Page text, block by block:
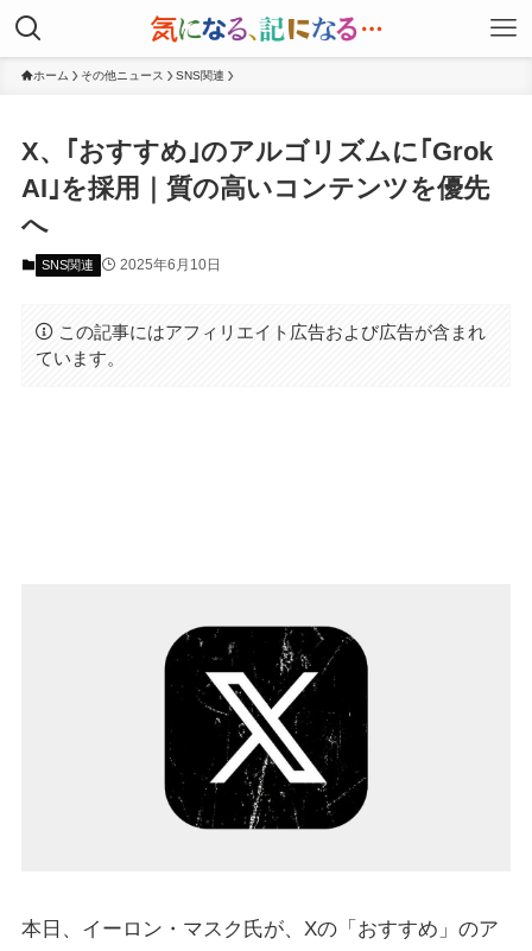
ホーム その他ニュース SNS関連
X、｢おすすめ｣のアルゴリズムに｢Grok
AI｣を採用｜質の高いコンテンツを優先
へ
SNS関連 2025年6月10日
この記事にはアフィリエイト広告および広告が含まれ
ています。
本日、イーロン・マスク氏が、Xの「おすすめ」のア